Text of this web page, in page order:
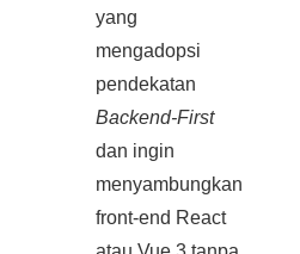
yang
mengadopsi
pendekatan
Backend‑First
dan ingin
menyambungkan
front‑end React